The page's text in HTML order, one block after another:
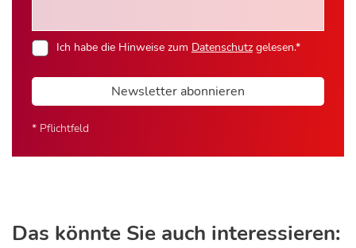
Ich habe die Hinweise zum Datenschutzgelesen.*
Newsletter abonnieren
* Pflichtfeld
Das könnte Sie auch interessieren: